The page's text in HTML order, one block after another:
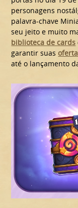
personagens
palavra-chave
seu jeito e muito
biblioteca de cards
garantir suas
até o lançamento